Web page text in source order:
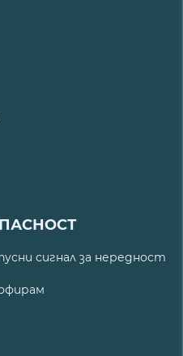
сигнал за нередност